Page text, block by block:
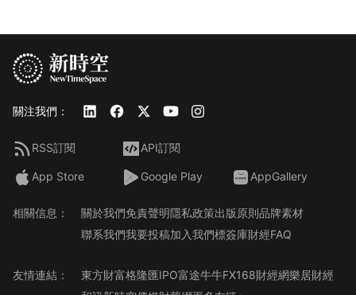
關注我們：
RSS訂閱 API訂閱
App Store Google Play AppGallery
相關信息： 關於我們免責聲明隱私政策出版原則品牌素材
聯系我們我要投稿加入我們標簽庫財經FAQ
友情連結： 東方財富格隆匯IPO富途牛牛FX168財經網樂居財經